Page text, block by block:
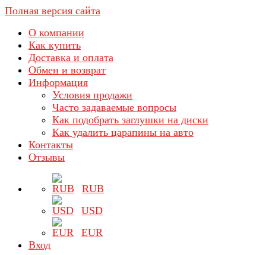
Полная версия сайта
О компании
Как купить
Доставка и оплата
Обмен и возврат
Информация
Условия продажи
Часто задаваемые вопросы
Как подобрать заглушки на диски
Как удалить царапины на авто
Контакты
Отзывы
RUB
USD
EUR
Вход